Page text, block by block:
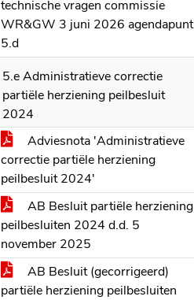
technische vragen commissie
WR&GW 3 juni 2026 agendapunt
5.d
5.e Administratieve correctie
partiële herziening peilbesluit
2024
Adviesnota 'Administratieve
correctie partiële herziening
peilbesluit 2024'
AB Besluit partiële herziening
peilbesluiten 2024 d.d. 5
november 2025
AB Besluit (gecorrigeerd)
partiële herziening peilbesluiten